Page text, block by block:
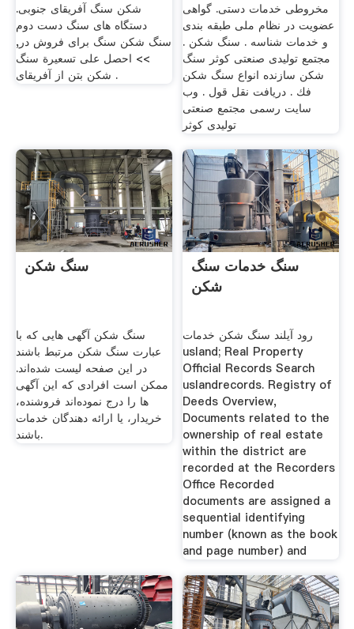
شکن سنگ آفریقای جنوبی.
دستگاه های سنگ دست دوم
سنگ شکن سنگ برای فروش در,
>> احصل على تسعيرة سنگ
شکن بتن از آفریقای .
مخروطی خدمات دستی. گواهی
عضویت در نظام ملی طبقه بندی
و خدمات شناسه . سنگ شکن .
مجتمع تولیدی صنعتی کوثر سنگ
شکن سازنده انواع سنگ شكن
فك . دریافت نقل قول . وب
سایت رسمی مجتمع صنعتی
تولیدی کوثر
سنگ شکن
سنگ شکن آگهی هایی که با
عبارت سنگ شکن مرتبط باشند
در این صفحه لیست شده‌اند.
ممکن است افرادی که این آگهی‌
ها را درج نموده‌اند فروشنده،
خریدار، یا ارائه دهندگان خدمات
باشند.
سنگ خدمات سنگ
شکن
رود آیلند سنگ شکن خدمات
usland; Real Property
Official Records Search
uslandrecords. Registry of
Deeds Overview,
Documents related to the
ownership of real estate
within the district are
recorded at the Recorders
Office Recorded
documents are assigned a
sequential identifying
number (known as the book
and page number) and